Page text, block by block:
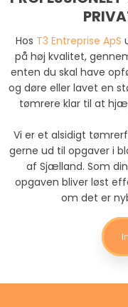
Hos T3 Entreprise ApS
på høj kvalitet,
enten du skal have
og døre eller lavet en
tømrere klar til at
Vi er et alsidigt
gerne ud til opgaver i
af Sjælland. Som
opgaven bliver løst
om det er